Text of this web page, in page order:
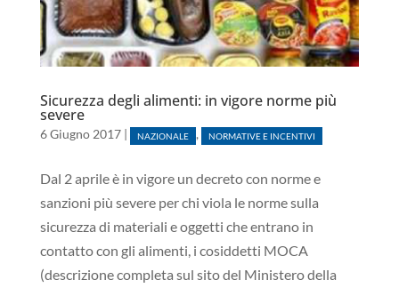
Sicurezza degli alimenti: in vigore norme più
severe
6 Giugno 2017| NAZIONALE , NORMATIVE E INCENTIVI
Dal 2 aprile è in vigore un decreto con norme e
sanzioni più severe per chi viola le norme sulla
sicurezza di materiali e oggetti che entrano in
contatto con gli alimenti, i cosiddetti MOCA
(descrizione completa sul sito del Ministero della